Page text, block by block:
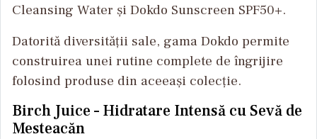
Cleansing Water și Dokdo Sunscreen SPF50+.
Datorită diversității sale, gama Dokdo permite
construirea unei rutine complete de îngrijire
folosind produse din aceeași colecție.
Birch Juice – Hidratare Intensă cu Sevă de
Mesteacăn